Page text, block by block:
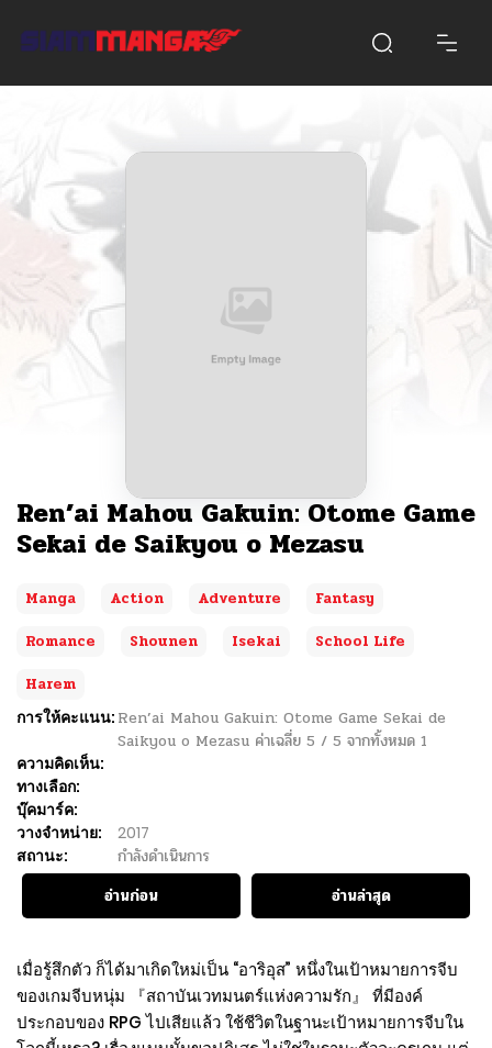
Ren’ai Mahou Gakuin: Otome Game
Sekai de Saikyou o Mezasu
Manga Action Adventure
Fantasy
Romance
Shounen Isekai
School Life
Harem
การให้คะแนน: Ren’ai Mahou Gakuin: Otome Game Sekai de
Saikyou o Mezasu ค่าเฉลี่ย 5 / 5 จากทั้งหมด 1
ความคิดเห็น:
ทางเลือก:
บุ๊คมาร์ค:
วางจำหน่าย:
2017
สถานะ:
กำลังดำเนินการ
อ่านก่อน
อ่านล่าสุด
เมื่อรู้สึกตัว ก็ได้มาเกิดใหม่เป็น “อาริอุส” หนึ่งในเป้าหมายการจีบ
ของเกมจีบหนุ่ม 『สถาบันเวทมนตร์แห่งความรัก』 ที่มีองค์
ประกอบของ RPG ไปเสียแล้ว ใช้ชีวิตในฐานะเป้าหมายการจีบใน